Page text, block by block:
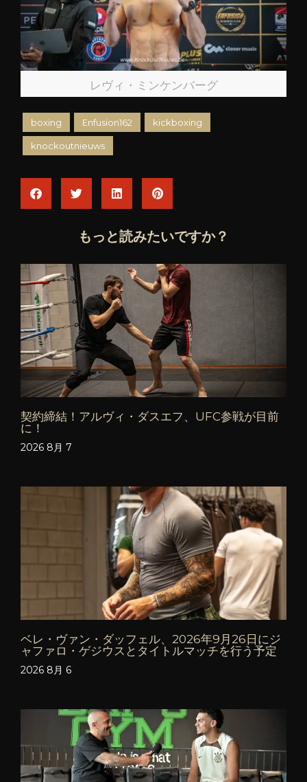
レヴィ・ミンケンバーグ
boxing Enfusion162 kickboxing
knockoutnieuws
もっと読みたいですか？
契約締結！アルヴィ・ダスエフ、UFC参戦が目前
に！
2026 8月 7
ベレ・ヴァン・ダッフェル、2026年9月26日にジ
ャファロ・ゲジウスとタイトルマッチを行う予定
2026 8月 6